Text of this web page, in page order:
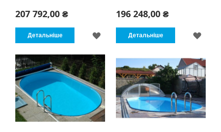
207 792,00 ₴
Детальніше
ДОДАТИ
СПИСКУ
БАЖАНЬ
196 248,00 ₴
Детальніше